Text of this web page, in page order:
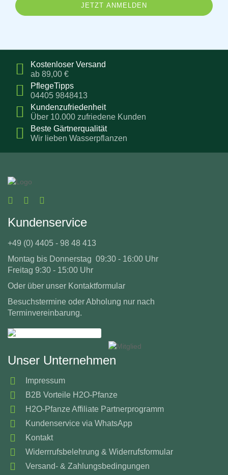
Addresse
Kostenloser Versand
ab 89,00 €
PflegeTipps
04405 9848413
Kundenzufriedenheit
Über 10.000 zufriedene Kunden
Beste Gärtnerqualität
Wir lieben Wasserpflanzen
Kundenservice
+49 (0) 4405 - 98 48 413
Montag bis Donnerstag 09:30 - 16:00 Uhr
Freitag 9:30 - 15:00 Uhr
Oder über unser Kontaktformular
Besuchstermine oder Abholung nur nach
Terminvereinbarung.
Unser Unternehmen
Impressum
B2B Vorteile H2O-Pfanze
H2O-Pfanze Affiliate Partnerprogramm
Kundenservice via WhatsApp
Kontakt
Widerrrufsbelehrung & Widerrufsformular
Versand- & Zahlungsbedingungen